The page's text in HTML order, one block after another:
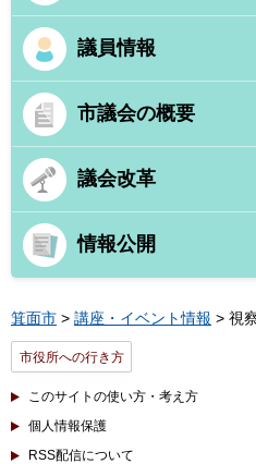
議員情報
市議会の概要
議会改革
情報公開
箕面市 > 講座・イベント情報 > 視
市役所への行き方
このサイトの使い方・考え方
個人情報保護
RSS配信について